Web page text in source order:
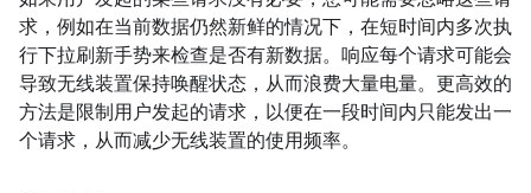
求，例如在当前数据仍然新鲜的情况下，在短时间内多次执
行下拉刷新手势来检查是否有新数据。响应每个请求可能会
导致无线装置保持唤醒状态，从而浪费大量电量。更高效的
方法是限制用户发起的请求，以便在一段时间内只能发出一
个请求，从而减少无线装置的使用频率。